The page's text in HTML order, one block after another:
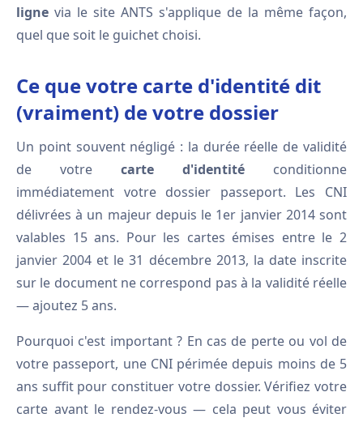
ligne via le site ANTS s'applique de la même façon,
quel que soit le guichet choisi.
Ce que votre carte d'identité dit
(vraiment) de votre dossier
Un point souvent négligé : la durée réelle de validité
de votre carte d'identité conditionne
immédiatement votre dossier passeport. Les CNI
délivrées à un majeur depuis le 1er janvier 2014 sont
valables 15 ans. Pour les cartes émises entre le 2
janvier 2004 et le 31 décembre 2013, la date inscrite
sur le document ne correspond pas à la validité réelle
— ajoutez 5 ans.
Pourquoi c'est important ? En cas de perte ou vol de
votre passeport, une CNI périmée depuis moins de 5
ans suffit pour constituer votre dossier. Vérifiez votre
carte avant le rendez-vous — cela peut vous éviter